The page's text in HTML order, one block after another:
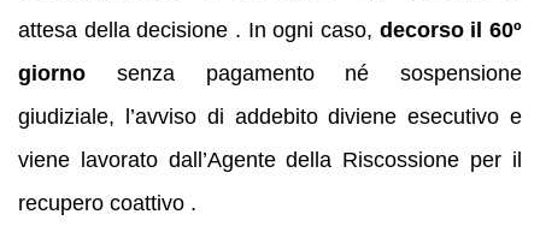
attesa della decisione . In ogni caso, decorso il 60º
giorno senza pagamento né sospensione
giudiziale, l’avviso di addebito diviene esecutivo e
viene lavorato dall’Agente della Riscossione per il
recupero coattivo .